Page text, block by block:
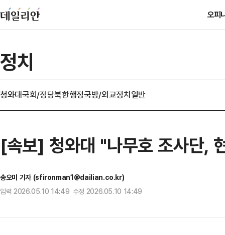
오피
정치
청와대국회/정당북한행정국방/외교정치일반
[속보] 청와대 "나무호 조사단,
송오미 기자 (sfironman1@dailian.co.kr)
입력 2026.05.10 14:49 수정 2026.05.10 14:49